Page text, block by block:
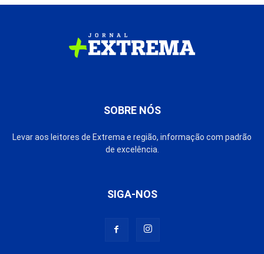
SOBRE NÓS
Levar aos leitores de Extrema e região, informação com padrão
de excelência.
SIGA-NOS